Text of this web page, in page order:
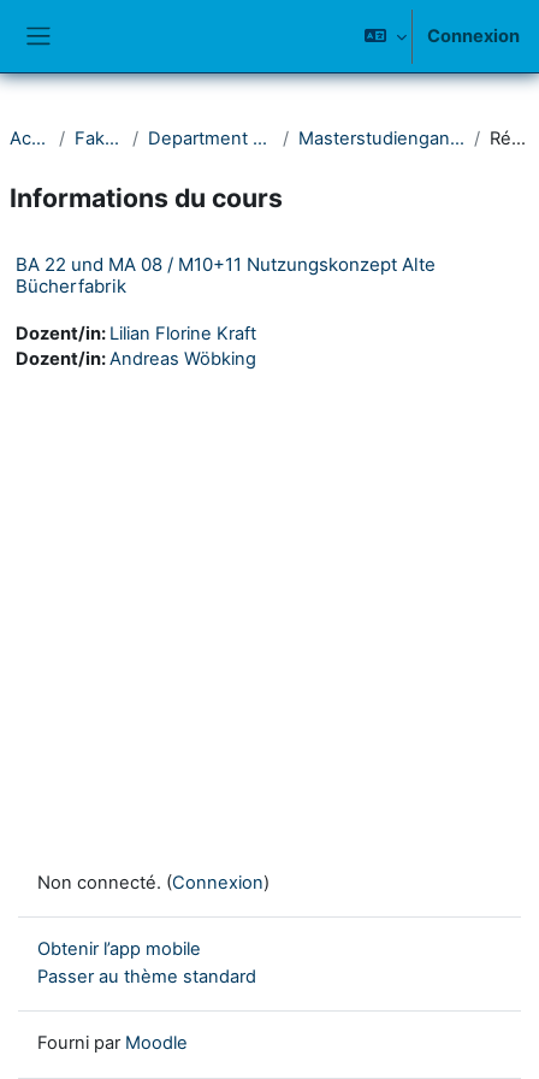
Connexion
Accueil Fakultät II Department Architektur Masterstudiengang Architektur Résumé
Informations du cours
BA 22 und MA 08 / M10+11 Nutzungskonzept Alte
Bücherfabrik
Dozent/in: Lilian Florine Kraft
Dozent/in:Andreas Wöbking
Non connecté. (Connexion)
Obtenir l’app mobile
Passer au thème standard
Fourni par Moodle